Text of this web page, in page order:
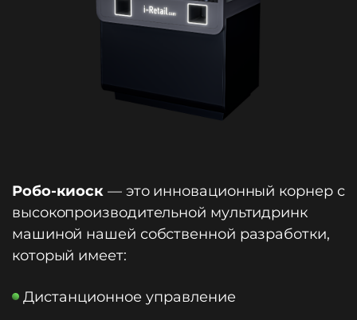
Робо-киоск — это инновационный корнер с
высокопроизводительной мультидринк
машиной нашей собственной разработки,
который имеет:
Дистанционное управление